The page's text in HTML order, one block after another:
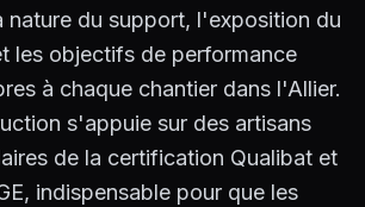
nature du support, l'exposition du
les objectifs de performance
à chaque chantier dans l'Allier.
s'appuie sur des artisans
de la certification Qualibat et
indispensable pour que les